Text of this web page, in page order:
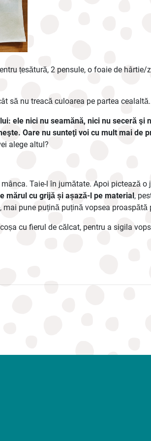
țesătură, 2 pensule, o foaie de hârtie/
să nu treacă culoarea pe partea cealaltă.
ele nici nu seamănă, nici nu seceră şi
Oare nu sunteţi voi cu mult mai de
alege altul?
Taie-l în jumătate. Apoi pictează o
mărul cu grijă și așază-l pe material,
pune puțină puțină vopsea proaspătă
cu fierul de călcat, pentru a sigila